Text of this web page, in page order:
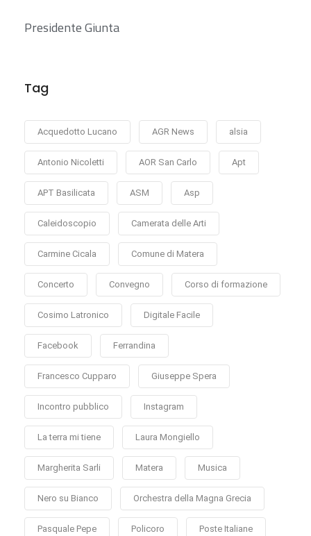
Presidente Giunta
Tag
Acquedotto Lucano AGR News alsia
Antonio Nicoletti AOR San Carlo Apt
APT Basilicata ASM Asp
Caleidoscopio Camerata delle Arti
Carmine Cicala Comune di Matera
Concerto Convegno Corso di formazione
Cosimo Latronico Digitale Facile
Facebook Ferrandina
Francesco Cupparo Giuseppe Spera
Incontro pubblico Instagram
La terra mi tiene Laura Mongiello
Margherita Sarli Matera Musica
Nero su Bianco Orchestra della Magna Grecia
Pasquale Pepe Policoro Poste Italiane